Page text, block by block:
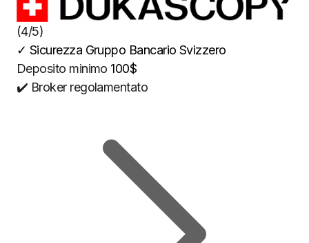
(4/5)
✓ Sicurezza Gruppo Bancario Svizzero
Deposito minimo 100$
✔️ Broker regolamentato